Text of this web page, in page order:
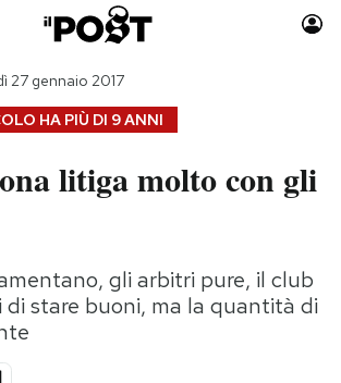
Auto
Moda
Storie/Idee
Ok Boomer!
HA PIÙ DI 9 ANNI
27 gennaio 2017
litiga molto con gli
gli arbitri pure, il club
stare buoni, ma la quantità di